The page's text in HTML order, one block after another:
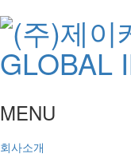
MENU
회사소개